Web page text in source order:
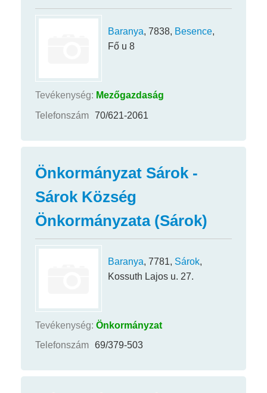
Baranya, 7838, Besence,
Fő u 8
Tevékenység: Mezőgazdaság
Telefonszám 70/621-2061
Önkormányzat Sárok -
Sárok Község
Önkormányzata (Sárok)
Baranya, 7781, Sárok,
Kossuth Lajos u. 27.
Tevékenység: Önkormányzat
Telefonszám 69/379-503